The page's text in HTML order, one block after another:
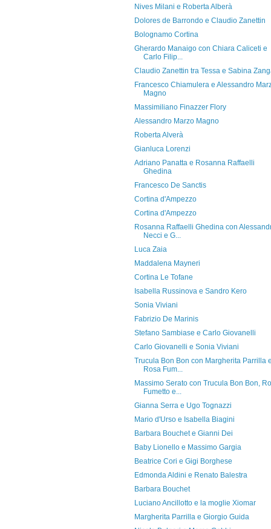
Nives Milani e Roberta Alberà
Dolores de Barrondo e Claudio Zanettin
Bolognamo Cortina
Gherardo Manaigo con Chiara Caliceti e
Carlo Filip...
Claudio Zanettin tra Tessa e Sabina
Francesco Chiamulera e Alessandro
Magno
Massimiliano Finazzer Flory
Alessandro Marzo Magno
Roberta Alverà
Gianluca Lorenzi
Adriano Panatta e Rosanna Raffaelli
Ghedina
Francesco De Sanctis
Cortina d'Ampezzo
Cortina d'Ampezzo
Rosanna Raffaelli Ghedina con
Necci e G...
Luca Zaia
Maddalena Mayneri
Cortina Le Tofane
Isabella Russinova e Sandro Kero
Sonia Viviani
Fabrizio De Marinis
Stefano Sambiase e Carlo Giovanelli
Carlo Giovanelli e Sonia Viviani
Trucula Bon Bon con Margherita Parrilla
Rosa Fum...
Massimo Serato con Trucula Bon Bon,
Fumetto e...
Gianna Serra e Ugo Tognazzi
Mario d'Urso e Isabella Biagini
Barbara Bouchet e Gianni Dei
Baby Lionello e Massimo Gargia
Beatrice Cori e Gigi Borghese
Edmonda Aldini e Renato Balestra
Barbara Bouchet
Luciano Ancillotto e la moglie Xiomar
Margherita Parrilla e Giorgio Guida